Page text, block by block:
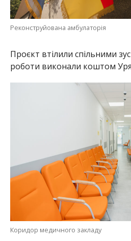
Проєкт втілили спільними
роботи виконали коштом
Коридор медичного закладу
Місцева селищна рада
прилеглої території,